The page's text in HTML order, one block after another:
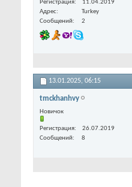
Регистрация
11.04.2019
Адрес
Turkey
Сообщений
2
13.01.2025, 06:15
tmckhanhvy
Новичок
Регистрация
26.07.2019
Сообщений
8